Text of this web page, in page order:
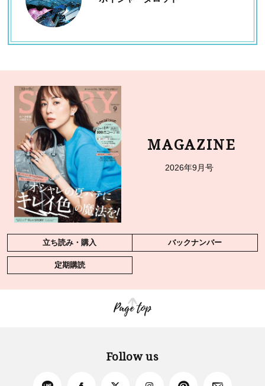
MAGAZINE
2026年9月号
立ち読み・購入 バックナンバー
定期購読
Page top
Follow us